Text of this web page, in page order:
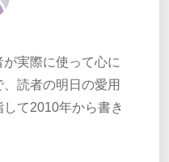
実際に使って心に
読者の明日の愛用
て2010年から書き